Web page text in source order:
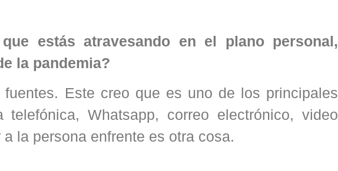
estás atravesando en el plano personal,
la pandemia?
Este creo que es uno de los principales
Whatsapp, correo electrónico, video
la persona enfrente es otra cosa.